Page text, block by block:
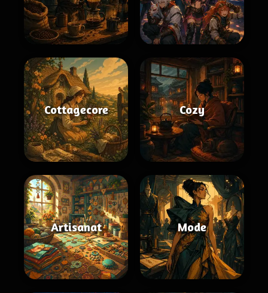
Cottagecore Cozy
Artisanat Mode